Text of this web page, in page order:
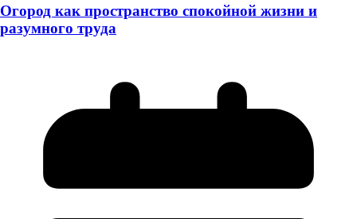
Огород как пространство спокойной жизни и
разумного труда